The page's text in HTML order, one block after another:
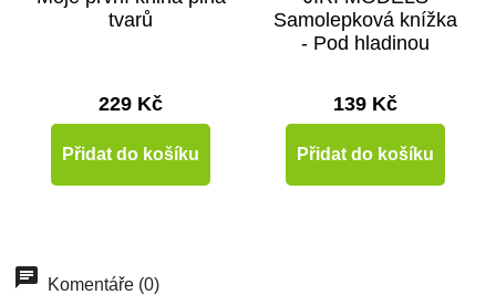
tvarů
229 Kč
Přidat do košíku
Samolepková knížka
- Pod hladinou
139 Kč
Přidat do košíku
Komentáře (0)